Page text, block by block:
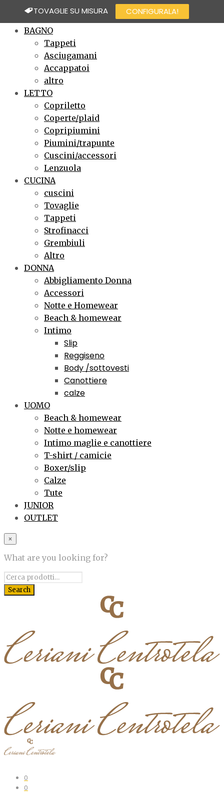
BAGNO
Tappeti
Asciugamani
Accappatoi
altro
LETTO
Copriletto
Coperte/plaid
Copripiumini
Piumini/trapunte
Cuscini/accessori
Lenzuola
CUCINA
cuscini
Tovaglie
Tappeti
Strofinacci
Grembiuli
Altro
DONNA
Abbigliamento Donna
Accessori
Notte e Homewear
Beach & homewear
Intimo
Slip
Reggiseno
Body /sottovesti
Canottiere
calze
UOMO
Beach & homewear
Notte e homewear
Intimo maglie e canottiere
T-shirt / camicie
Boxer/slip
Calze
Tute
JUNIOR
OUTLET
×
What are you looking for?
0
0
TOVAGLIE SU MISURA CONFIGURALA!